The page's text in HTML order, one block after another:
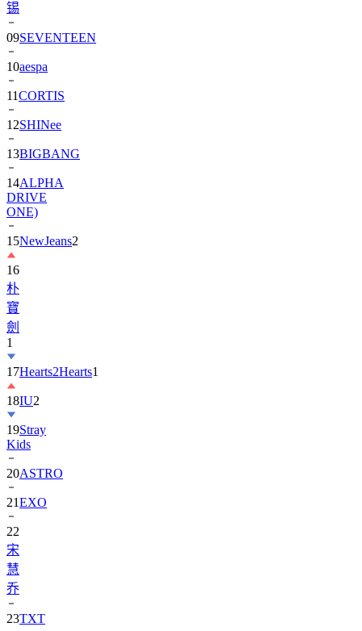
锡
09SEVENTEEN
10aespa
11CORTIS
12SHINee
13BIGBANG
14ALPHA
DRIVE
ONE)
15NewJeans2
16
朴
寶
劍
1
17Hearts2Hearts1
18IU2
19Stray
Kids
20ASTRO
21EXO
22
宋
慧
乔
23TXT